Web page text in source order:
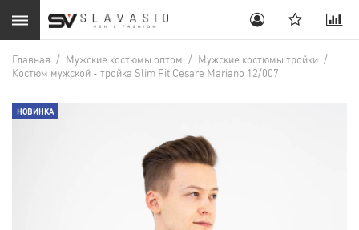
Главная / Мужские костюмы оптом / Мужские костюмы тройки /
Костюм мужской - тройка Slim Fit Cesare Mariano 12/007
НОВИНКА